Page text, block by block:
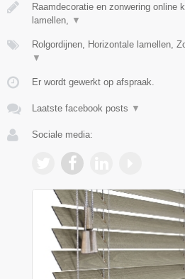
Raamdecoratie en zonwering online
lamellen,
▼
Rolgordijnen, Horizontale lamellen,
▼
Er wordt gewerkt op afspraak.
Laatste facebook posts ▼
Sociale media: